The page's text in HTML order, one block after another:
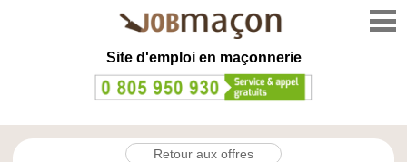
Site d'emploi en maçonnerie
Retour aux offres